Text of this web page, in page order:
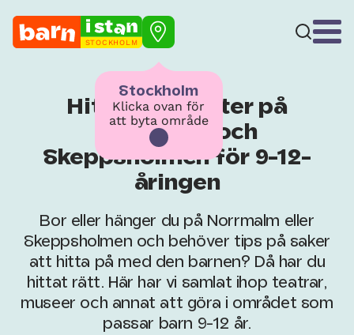
STOCKHOLM
Stockholm
Klicka ovan för
att byta område
Hitta aktiviteter på
Norrmalm och
Skeppsholmen för 9-12-
åringen
Bor eller hänger du på Norrmalm eller
Skeppsholmen och behöver tips på saker
att hitta på med den barnen? Då har du
hittat rätt. Här har vi samlat ihop teatrar,
museer och annat att göra i området som
passar barn 9-12 år.